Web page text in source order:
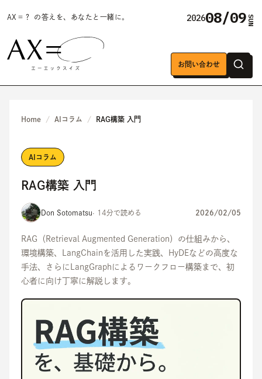
AX＝？ の答えを、あなたと一緒に。 202608/09SUN
お問い合わせ
Home AIコラム RAG構築 入門
AIコラム
RAG構築 入門
Don Sotomatsu· 14分で読める 2026/02/05
RAG（Retrieval Augmented Generation）の仕組みから、
環境構築、LangChainを活用した実践、HyDEなどの高度な
手法、さらにLangGraphによるワークフロー構築まで、初
心者に向け丁寧に解説します。